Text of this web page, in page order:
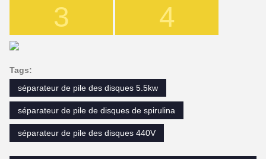
3 4
Tags:
séparateur de pile des disques 5.5kw
séparateur de pile de disques de spirulina
séparateur de pile des disques 440V